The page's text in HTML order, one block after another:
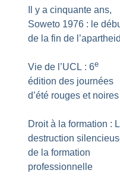
Il y a cinquante ans,
Soweto 1976 : le
de la fin de l’apartheid
Vie de l’UCL : 6e
édition des journées
d’été rouges et noires
Droit à la formation :
destruction
de la formation
professionnelle